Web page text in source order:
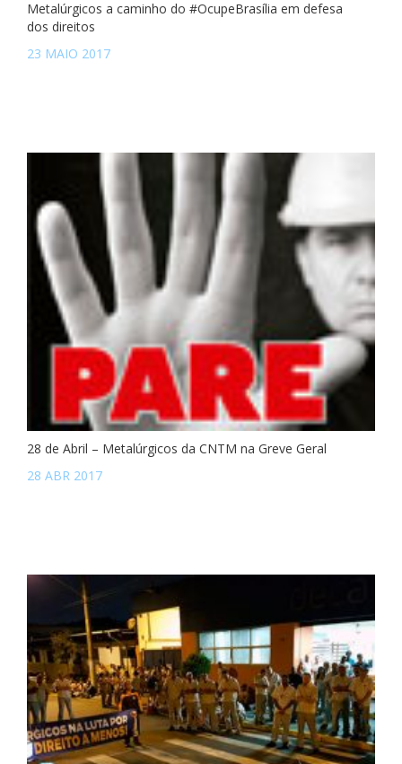
Metalúrgicos a caminho do #OcupeBrasília em defesa
dos direitos
23 MAIO 2017
28 de Abril – Metalúrgicos da CNTM na Greve Geral
28 ABR 2017